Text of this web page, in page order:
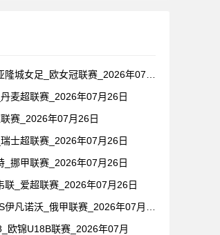
麦超联赛_2026年07月26日
赛_2026年07月26日
士超联赛_2026年07月26日
_挪甲联赛_2026年07月26日
联_爱超联赛_2026年07月26日
欧锦U18B联赛_2026年07月